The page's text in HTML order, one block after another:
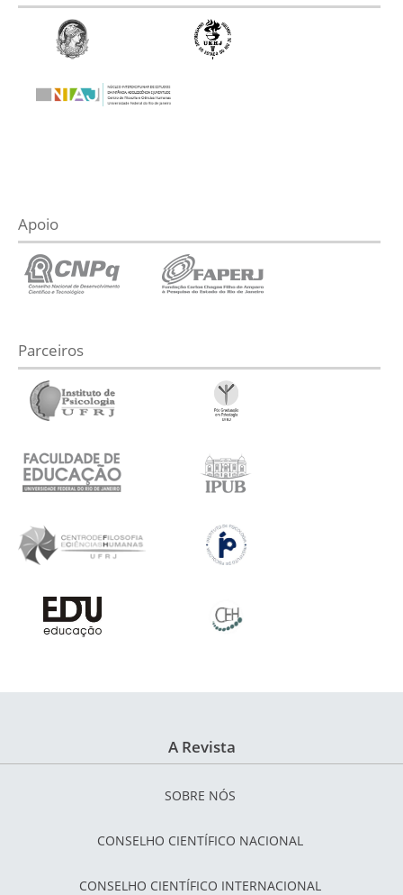
Apoio
Parceiros
A Revista
SOBRE NÓS
CONSELHO CIENTÍFICO NACIONAL
CONSELHO CIENTÍFICO INTERNACIONAL